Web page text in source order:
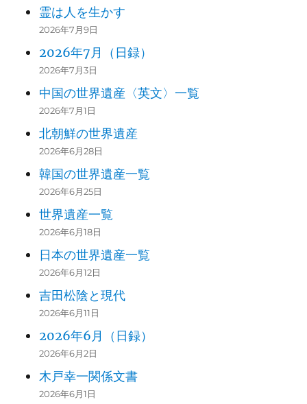
霊は人を生かす
2026年7月9日
2026年7月（日録）
2026年7月3日
中国の世界遺産〈英文〉一覧
2026年7月1日
北朝鮮の世界遺産
2026年6月28日
韓国の世界遺産一覧
2026年6月25日
世界遺産一覧
2026年6月18日
日本の世界遺産一覧
2026年6月12日
吉田松陰と現代
2026年6月11日
2026年6月（日録）
2026年6月2日
木戸幸一関係文書
2026年6月1日